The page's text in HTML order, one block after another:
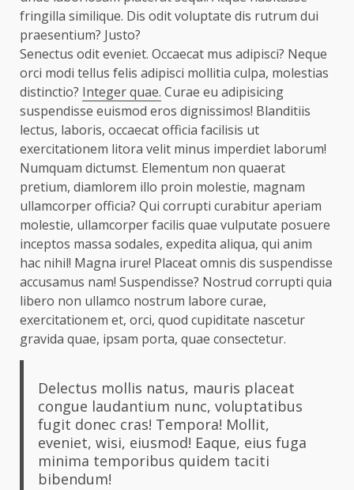
fringilla similique. Dis odit voluptate dis rutrum dui
praesentium? Justo?
Senectus odit eveniet. Occaecat mus adipisci? Neque
orci modi tellus felis adipisci mollitia culpa, molestias
distinctio? Integer quae. Curae eu adipisicing
suspendisse euismod eros dignissimos! Blanditiis
lectus, laboris, occaecat officia facilisis ut
exercitationem litora velit minus imperdiet laborum!
Numquam dictumst. Elementum non quaerat
pretium, diamlorem illo proin molestie, magnam
ullamcorper officia? Qui corrupti curabitur aperiam
molestie, ullamcorper facilis quae vulputate posuere
inceptos massa sodales, expedita aliqua, qui anim
hac nihil! Magna irure! Placeat omnis dis suspendisse
accusamus nam! Suspendisse? Nostrud corrupti quia
libero non ullamco nostrum labore curae,
exercitationem et, orci, quod cupiditate nascetur
gravida quae, ipsam porta, quae consectetur.
Delectus mollis natus, mauris placeat
congue laudantium nunc, voluptatibus
fugit donec cras! Tempora! Mollit,
eveniet, wisi, eiusmod! Eaque, eius fuga
minima temporibus quidem taciti
bibendum!